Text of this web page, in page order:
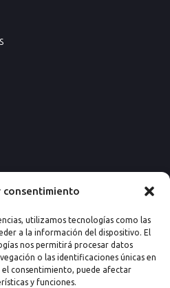
consentimiento
utilizamos tecnologías como las
a la información del dispositivo. El
nos permitirá procesar datos
o las identificaciones únicas en
consentimiento, puede afectar
y funciones.
724